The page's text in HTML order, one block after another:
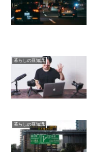
暮らしの豆知識
暮らしの豆知識